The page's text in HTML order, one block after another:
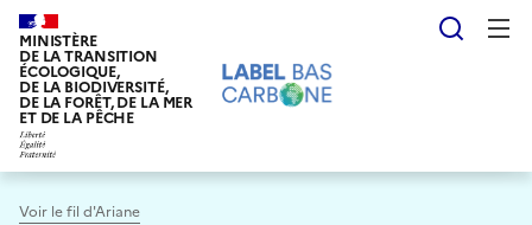
Aller
au
contenu
principal
MINISTÈRE
DE LA TRANSITION
ÉCOLOGIQUE,
DE LA BIODIVERSITÉ,
DE LA FORÊT, DE LA MER
ET DE LA PÊCHE
Voir le fil d'Ariane